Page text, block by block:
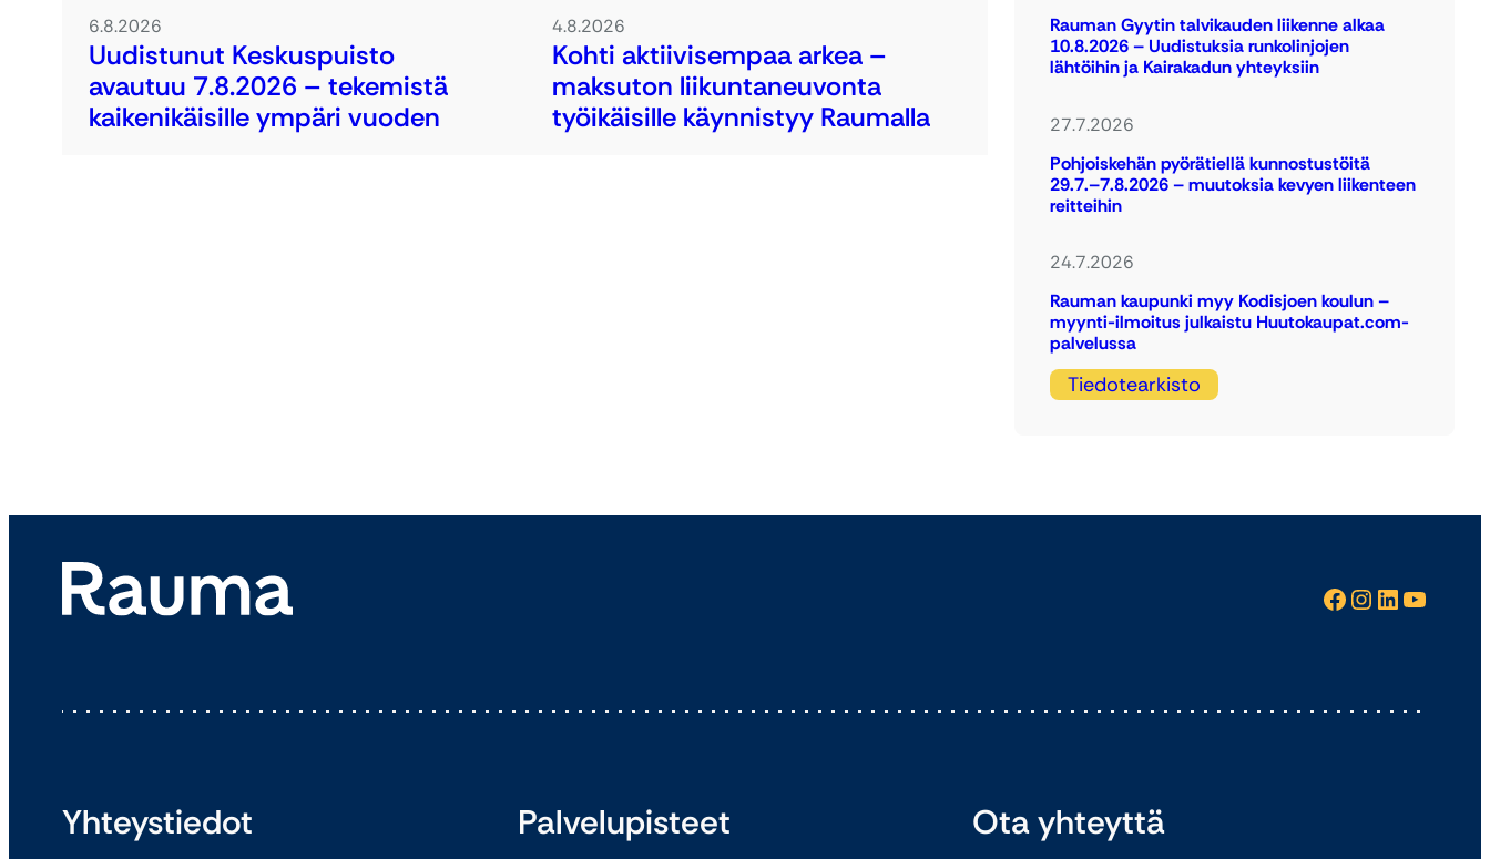
6.8.2026
Uudistunut Keskuspuisto
avautuu 7.8.2026 – tekemistä
kaikenikäisille ympäri vuoden
4.8.2026
Kohti aktiivisempaa arkea –
maksuton liikuntaneuvonta
työikäisille käynnistyy Raumalla
Rauman Gyytin talvikauden liikenne alkaa
10.8.2026 – Uudistuksia runkolinjojen
lähtöihin ja Kairakadun yhteyksiin
27.7.2026
Pohjoiskehän pyörätiellä kunnostustöitä
29.7.–7.8.2026 – muutoksia kevyen liikenteen
reitteihin
24.7.2026
Rauman kaupunki myy Kodisjoen koulun –
myynti-ilmoitus julkaistu Huutokaupat.com-
palvelussa
Tiedotearkisto
Facebook InstagramLinkedIn YouTube
Yhteystiedot Palvelupisteet Ota yhteyttä